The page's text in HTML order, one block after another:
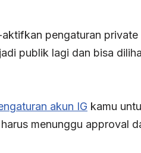
pengaturan
publik lagi dan bisa
akun IG kamu
menunggu approval